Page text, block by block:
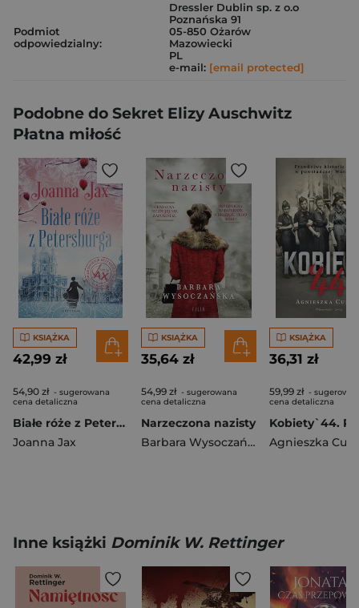
Podmiot
odpowiedzialny:
Dressler Dublin sp. z o.o
Poznańska 91
05-850 Ożarów
Mazowiecki
PL
e-mail: [email protected]
Podobne do Sekret Elizy Auschwitz
Płatna miłość
KSIĄŻKA
42,99 zł
54,90 zł - sugerowana
cena detaliczna
Białe róże z Petersburga
Joanna Jax
KSIĄŻKA
35,64 zł
54,99 zł - sugerowana
cena detaliczna
Narzeczona nazisty
Barbara Wysoczańska
KSIĄŻKA
36,31 zł
59,99 zł -
cena detaliczna
Agnieszka
Inne książki Dominik W. Rettinger